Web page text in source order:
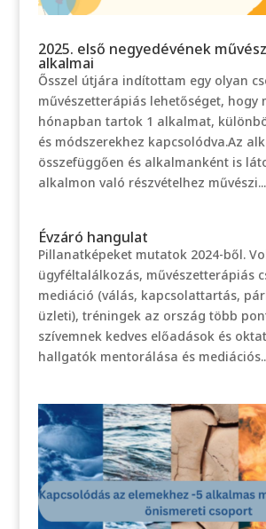
2025. első negyedévének
alkalmai
Ősszel útjára indítottam egy olyan
művészetterápiás lehetőséget, hogy
hónapban tartok 1 alkalmat,
és módszerekhez kapcsolódva.Az
összefüggően és alkalmanként is
alkalmon való részvételhez művészi...
Évzáró hangulat
Pillanatképeket mutatok 2024-ből.
ügyféltalálkozás, művészetterápiás
mediáció (válás, kapcsolattartás,
üzleti), tréningek az ország több
szívemnek kedves előadások és
hallgatók mentorálása és